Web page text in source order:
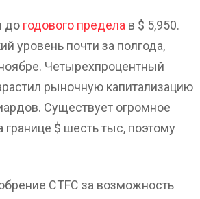
до годового предела в $ 5,950.
уровень почти за полгода,
Четырехпроцентный
рыночную капитализацию
Существует огромное
границе $ шесть тыс, поэтому
CTFC за возможность